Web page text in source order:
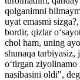
qolganimni
uyat emasmi
bordir, qizlar
chol ham, uning
shunaqa tarbiyasiz,
o‘tirgan
nasibasini oldi",